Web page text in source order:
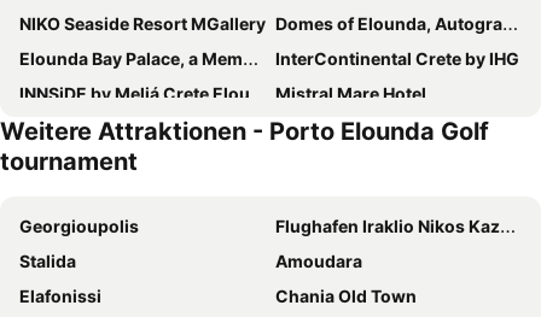
NIKO Seaside Resort MGallery Domes of Elounda, Autograph Collection
Elounda Bay Palace, a Member of the Leading Hotels of the World
InterContinental Crete by IHG
INNSiDE by Meliá Crete Elounda
Mistral Mare Hotel
Maritimo Beach Hotel
Grecotel Meli Palace
Ariadne Beach - Adults Only
Enorme Infinity Elounda - Adults Only
Domes Aulus Elounda Resort, Curio Collection by Hilton
Castello Boutique Resort & Spa
Elounda Beach Hotel & Villas
Istron Bay Hotel
Castello Village Resort
Weitere Attraktionen - Porto Elounda Golf
tournament
Georgioupolis
Flughafen Iraklio Nikos Kazantzakis
Stalida
Amoudara
Elafonissi
Chania Old Town